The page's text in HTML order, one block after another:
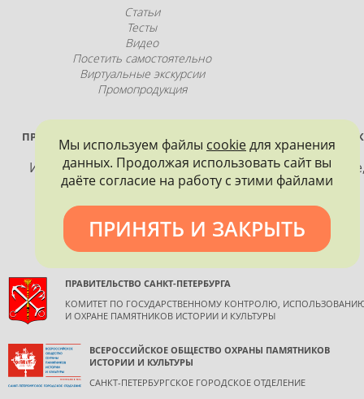
Статьи
Тесты
Видео
Посетить самостоятельно
Виртуальные экскурсии
Промопродукция
ПРОЕКТ РЕАЛИЗУЕТСЯ ПРИ ПОДДЕРЖКЕ ПРАВИТЕЛЬСТВА
ПЕТЕРБУРГА
Использование материалов, размещенных на
допускается только с согласия правообладателя и
обязательной ссылкой на источник информации.
ПРАВИТЕЛЬСТВО САНКТ-ПЕТЕРБУРГА
КОМИТЕТ ПО ГОСУДАРСТВЕННОМУ КОНТРОЛЮ,
И ОХРАНЕ ПАМЯТНИКОВ ИСТОРИИ И КУЛЬТУРЫ
ВСЕРОССИЙСКОЕ ОБЩЕСТВО ОХРАНЫ ПАМЯТНИКОВ
ИСТОРИИ И КУЛЬТУРЫ
САНКТ-ПЕТЕРБУРГСКОЕ ГОРОДСКОЕ ОТДЕЛЕНИЕ
Мы используем файлы cookieдля хранения
данных. Продолжая использовать сайт вы
даёте согласие на работу с этими файлами
ПРИНЯТЬ И ЗАКРЫТЬ